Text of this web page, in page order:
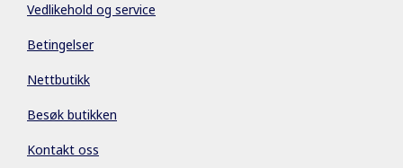
Vedlikehold og service
Betingelser
Nettbutikk
Besøk butikken
Kontakt oss